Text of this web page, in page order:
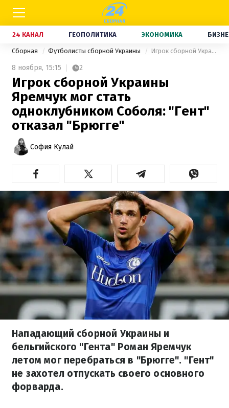
24 КАНАЛ ГЕОПОЛИТИКА ЭКОНОМИКА
Сборная Футболисты сборной Украины Игрок сборной Украины Яремчук мог стать одноклубником Соболя: "Гент" отказал "Брюгге"
8 ноября, 15:15 2
Игрок сборной Украины
Яремчук мог стать
одноклубником Соболя: "Гент"
отказал "Брюгге"
София Кулай
Нападающий сборной Украины и
бельгийского "Гента" Роман Яремчук
летом мог перебраться в "Брюгге". "Гент"
не захотел отпускать своего основного
форварда.